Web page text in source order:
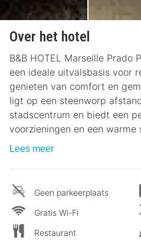
Over het hotel
B&B HOTEL Marseille Prado
een ideale uitvalsbasis voor
genieten van comfort en
ligt op een steenworp
stadscentrum en biedt een
voorzieningen en een warme
Lees meer
Geen parkeerplaats
Gratis Wi-Fi
Restaurant